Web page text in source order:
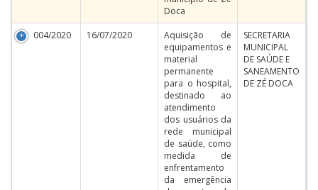
Doca
004/2020 16/07/2020
Aquisição de
equipamentos e
material
permanente
para o hospital,
destinado ao
atendimento
dos usuários da
rede municipal
de saúde, como
medida de
enfrentamento
da emergência
SECRETARIA
MUNICIPAL
DE SAÚDE E
SANEAMENTO
DE ZÉ DOCA